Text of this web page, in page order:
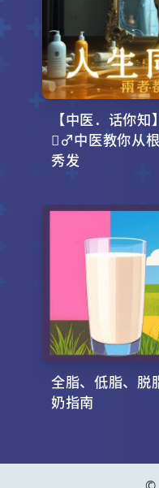
【中医．话你知
‍♂️中医教你从
秀发
全脂、低脂、脱
奶指南